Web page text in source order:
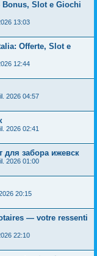
Slot e Giochi
13:03
Offerte, Slot e
12:44
2026 04:57
2026 02:41
забора ижевск
2026 01:00
20:15
— votre ressenti
22:10